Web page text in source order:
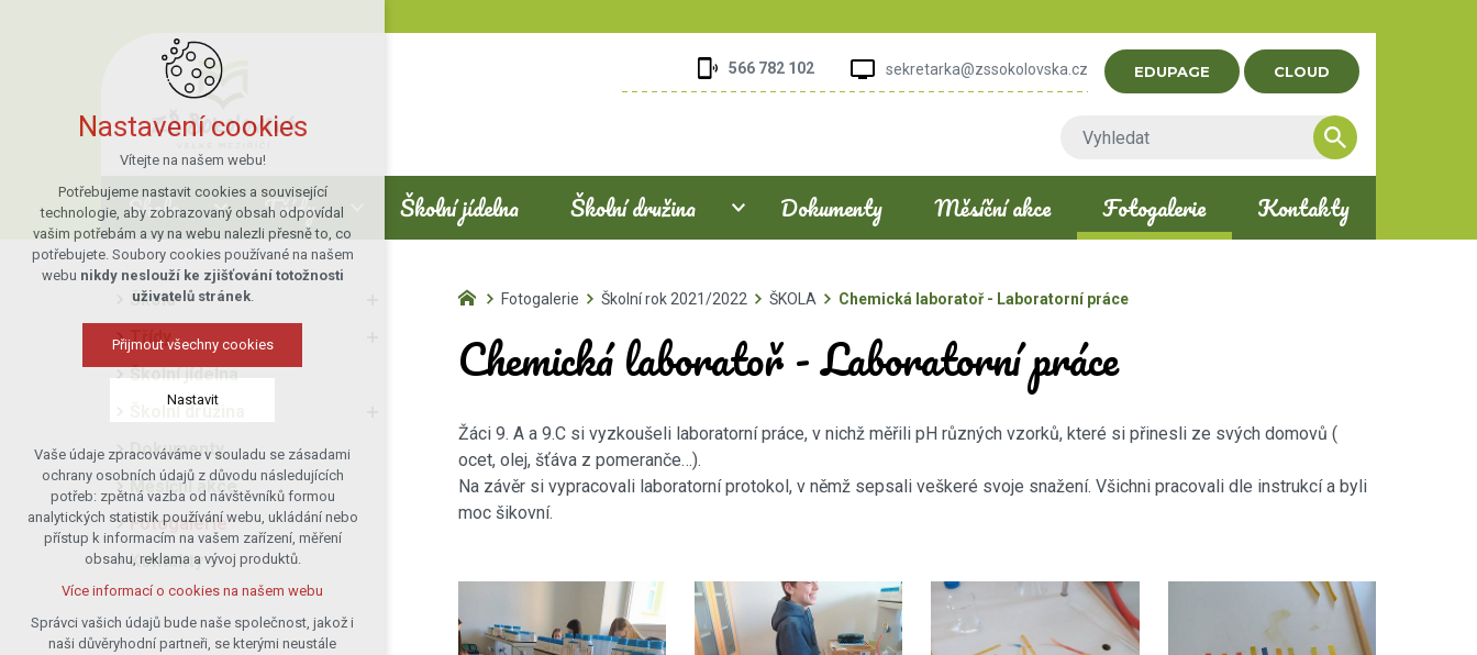
566 782 102 sekretarka@zssokolovska.cz EDUPAGE CLOUD
Škola Třídy Školní jídelna Školní družina Dokumenty Měsíční akce Fotogalerie Kontakty
Škola
Třídy
Školní jídelna
Školní družina
Dokumenty
Měsíční akce
Fotogalerie
Kontakty
Fotogalerie Školní rok 2021/2022 ŠKOLA Chemická laboratoř - Laboratorní práce
Chemická laboratoř - Laboratorní práce
Žáci 9. A a 9.C si vyzkoušeli laboratorní práce, v nichž měřili pH různých vzorků, které si přinesli ze svých domovů (
ocet, olej, šťáva z pomeranče…).
Na závěr si vypracovali laboratorní protokol, v němž sepsali veškeré svoje snažení. Všichni pracovali dle instrukcí a byli
moc šikovní.
Nastavení cookies
Vítejte na našem webu!
Potřebujeme nastavit cookies a související
technologie, aby zobrazovaný obsah odpovídal
vašim potřebám a vy na webu nalezli přesně to, co
potřebujete. Soubory cookies používané na našem
webu nikdy neslouží ke zjišťování totožnosti
uživatelů stránek.
Přijmout všechny cookies
Nastavit
Technická cookies
nutná pro provozování webu
udržení kontextu stránek (session):
případná přihlášení, volby jazyka, apod.
Volitelná cookies
analytická pro anonymizované
vyhodnocení návštěvnosti
marketingová cookies (Google)
Vaše údaje zpracováváme v souladu se zásadami
ochrany osobních údajů z důvodu následujících
potřeb: zpětná vazba od návštěvníků formou
analytických statistik používání webu, ukládání nebo
přístup k informacím na vašem zařízení, měření
obsahu, reklama a vývoj produktů.
Více informací o cookies na našem webu
Správci vašich údajů bude naše společnost, jakož i
naši důvěryhodní partneři, se kterými neustále